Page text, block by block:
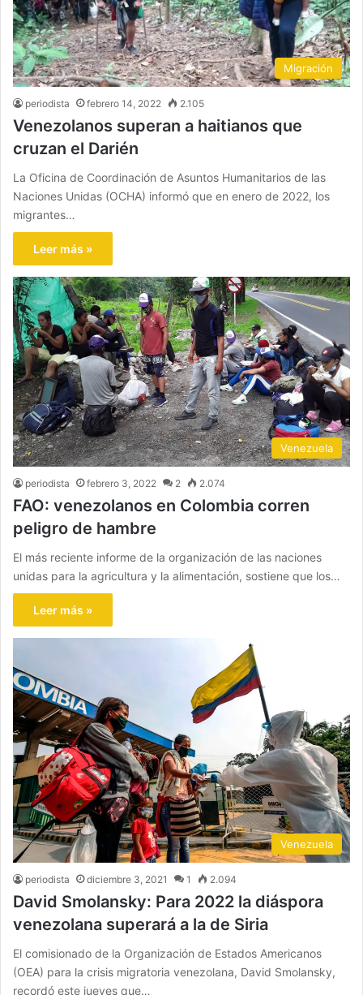
Migración
periodista febrero 14, 2022 2.105
Venezolanos superan a haitianos que
cruzan el Darién
La Oficina de Coordinación de Asuntos Humanitarios de las
Naciones Unidas (OCHA) informó que en enero de 2022, los
migrantes…
Leer más »
Venezuela
periodista febrero 3, 2022 2 2.074
FAO: venezolanos en Colombia corren
peligro de hambre
El más reciente informe de la organización de las naciones
unidas para la agricultura y la alimentación, sostiene que los…
Leer más »
Venezuela
periodista diciembre 3, 2021 1 2.094
David Smolansky: Para 2022 la diáspora
venezolana superará a la de Siria
El comisionado de la Organización de Estados Americanos
(OEA) para la crisis migratoria venezolana, David Smolansky,
recordó este jueves que…